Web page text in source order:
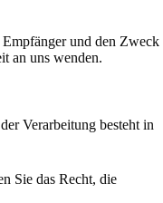
Empfänger und den Zweck
an uns wenden.
Verarbeitung besteht in
Sie das Recht, die